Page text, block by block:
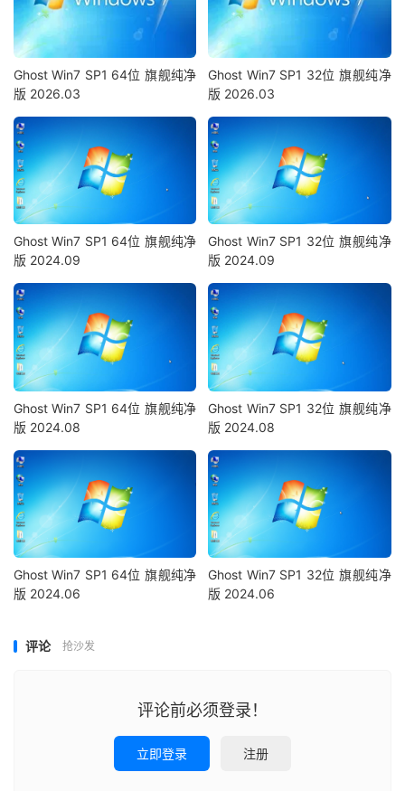
Ghost Win7 SP1 64位 旗舰纯净
版 2026.03
Ghost Win7 SP1 32位 旗舰纯净
版 2026.03
Ghost Win7 SP1 64位 旗舰纯净
版 2024.09
Ghost Win7 SP1 32位 旗舰纯净
版 2024.09
Ghost Win7 SP1 64位 旗舰纯净
版 2024.08
Ghost Win7 SP1 32位 旗舰纯净
版 2024.08
Ghost Win7 SP1 64位 旗舰纯净
版 2024.06
Ghost Win7 SP1 32位 旗舰纯净
版 2024.06
评论 抢沙发
评论前必须登录！
立即登录 注册